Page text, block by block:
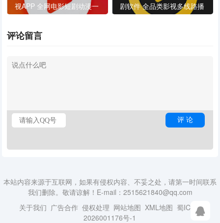
视APP 全网电影短剧动漫一
键观看
剧软件 全品类影视多线路播
放神器
评论留言
本站内容来源于互联网，如果有侵权内容、不妥之处，请第一时间联系
我们删除。敬请谅解！E-mail：2515621840@qq.com
关于我们 广告合作 侵权处理 网站地图 XML地图 蜀ICP备
2026001176号-1